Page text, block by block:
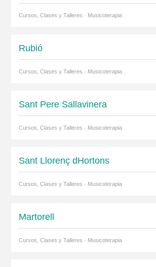
Cursos, Clases y Talleres · Musicoterapia
Rubió
Cursos, Clases y Talleres · Musicoterapia
Sant Pere Sallavinera
Cursos, Clases y Talleres · Musicoterapia
Sant Llorenç dHortons
Cursos, Clases y Talleres · Musicoterapia
Martorell
Cursos, Clases y Talleres · Musicoterapia